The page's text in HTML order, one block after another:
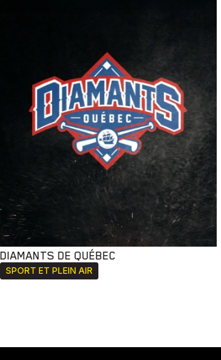
DIAMANTS DE QUÉBEC
SPORT ET PLEIN AIR